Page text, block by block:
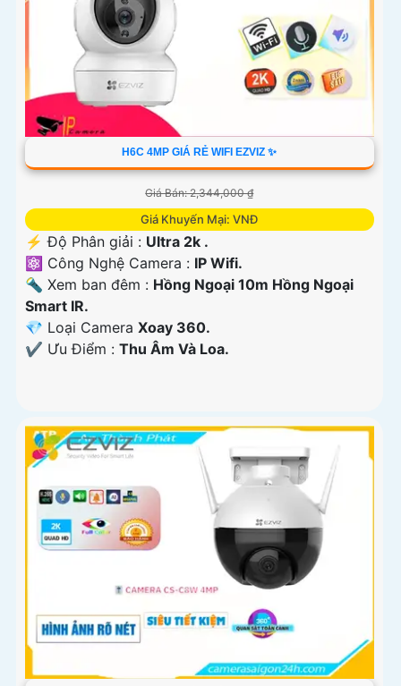
H6C 4MP GIÁ RẺ WIFI EZVIZ ✨
Giá Bán: 2,344,000 ₫
Giá Khuyến Mại: VNĐ
️⚡ Độ Phân giải : Ultra 2k .
⚛️ Công Nghệ Camera : IP Wifi.
🔦 Xem ban đêm : Hồng Ngoại 10m Hồng Ngoại
Smart IR.
💎 Loại Camera Xoay 360.
️✔️ Ưu Điểm : Thu Âm Và Loa.